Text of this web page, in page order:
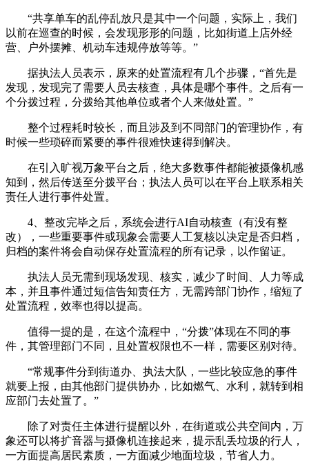
“共享单车的乱停乱放只是其中一个问题，实际上，我们
以前在巡查的时候，会发现形形的问题，比如街道上店外经
营、户外摆摊、机动车违规停放等等。”
据执法人员表示，原来的处置流程有几个步骤，“首先是
发现，发现完了需要人员去核查，具体是哪个事件。之后有一
个分拨过程，分拨给其他单位或者个人来做处置。”
整个过程耗时较长，而且涉及到不同部门的管理协作，有
时候一些琐碎而紧要的事件很难快速得到解决。
在引入旷视万象平台之后，绝大多数事件都能被摄像机感
知到，然后传送至分拨平台；执法人员可以在平台上联系相关
责任人进行事件处置。
4、整改完毕之后，系统会进行AI自动核查（有没有整
改），一些重要事件或现象会需要人工复核以决定是否归档，
归档的案件将会自动保存处置流程的所有记录，以作留证。
执法人员无需到现场发现、核实，减少了时间、人力等成
本，并且事件通过短信告知责任方，无需跨部门协作，缩短了
处置流程，效率也得以提高。
值得一提的是，在这个流程中，“分拨”体现在不同的事
件，其管理部门不同，且处置权限也不一样，需要区别对待。
“常规事件分到街道办、执法大队，一些比较应急的事件
就要上报，由其他部门提供协办，比如燃气、水利，就转到相
应部门去处置了。”
除了对责任主体进行提醒以外，在街道或公共空间内，万
象还可以将扩音器与摄像机连接起来，提示乱丢垃圾的行人，
一方面提高居民素质，一方面减少地面垃圾，节省人力。